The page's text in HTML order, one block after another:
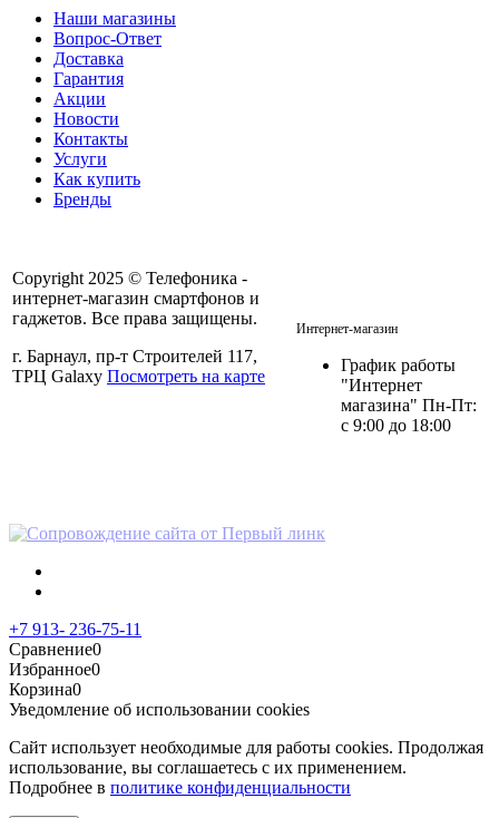
Наши магазины
Вопрос-Ответ
Доставка
Гарантия
Акции
Новости
Контакты
Услуги
Как купить
Бренды
Copyright 2025 © Телефоника -
интернет-магазин смартфонов и
гаджетов. Все права защищены.
г. Барнаул, пр-т Строителей 117,
ТРЦ Galaxy Посмотреть на карте
Интернет-магазин
График работы
"Интернет
магазина" Пн-Пт:
с 9:00 до 18:00
+7 913- 236-75-11
Сравнение0
Избранное0
Корзина0
Уведомление об использовании cookies
Сайт использует необходимые для работы cookies. Продолжая
использование, вы соглашаетесь с их применением.
Подробнее в политике конфиденциальности